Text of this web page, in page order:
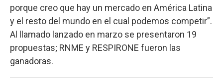
porque creo que hay un mercado en América Latina
y el resto del mundo en el cual podemos competir”.
Al llamado lanzado en marzo se presentaron 19
propuestas; RNME y RESPIRONE fueron las
ganadoras.